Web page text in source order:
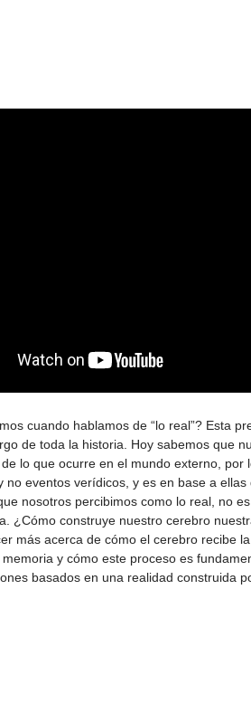
cuando hablamos de “lo real”? Esta
de toda la historia. Hoy sabemos que
lo que ocurre en el mundo externo,
no eventos verídicos, y es en base a
nosotros percibimos como lo real, no
¿Cómo construye nuestro cerebro
más acerca de cómo el cerebro recibe
y cómo este proceso es
basados en una realidad construida